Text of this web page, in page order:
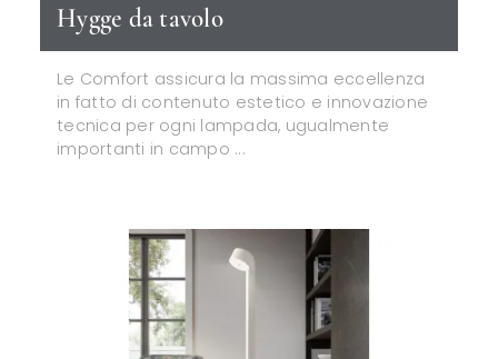
Hygge da tavolo
Le Comfort assicura la massima eccellenza
in fatto di contenuto estetico e innovazione
tecnica per ogni lampada, ugualmente
importanti in campo ...